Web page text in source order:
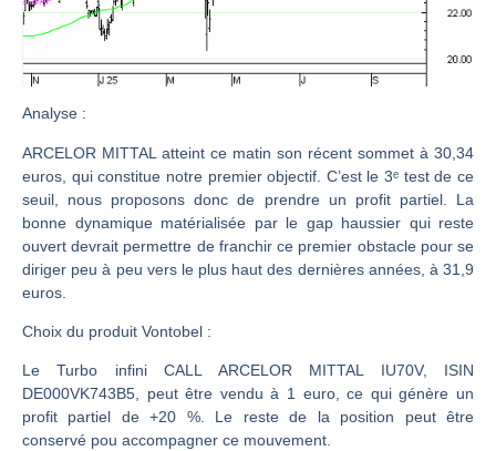
Bernard Prats-Desclaux : Penser les marchés à l’ère des ruptures | Interview Littéraire
S&P500 : Des records, mais toujours de la vigueur | Ludovick Bertola – Les Echos de Wall Street
SAP : Les acheteurs gardent la main | Bernard Prats-Desclaux – Market Movers
LVMH : Un rebond à confirmer | Bernard Prats-Desclaux – Market Movers
Le monde a changé de règles cette nuit. Personne ne vous l’a encore dit | Louis-Antoine Michelet
GBP/USD : Un premier ministre déjà sur le scelette | Philippe Lhermie – Flash Forex
Les investisseurs y croient toujours | Point Stratégique Hebdomadaire – Éric Galiègue
Analyse :
ARCELOR MITTAL atteint ce matin son récent sommet à 30,34
euros, qui constitue notre premier objectif. C’est le 3ᵉ test de ce
seuil, nous proposons donc de prendre un profit partiel. La
bonne dynamique matérialisée par le gap haussier qui reste
ouvert devrait permettre de franchir ce premier obstacle pour se
diriger peu à peu vers le plus haut des dernières années, à 31,9
euros.
Choix du produit Vontobel :
Le Turbo infini CALL ARCELOR MITTAL IU70V, ISIN
DE000VK743B5, peut être vendu à 1 euro, ce qui génère un
profit partiel de +20 %. Le reste de la position peut être
conservé pou accompagner ce mouvement.